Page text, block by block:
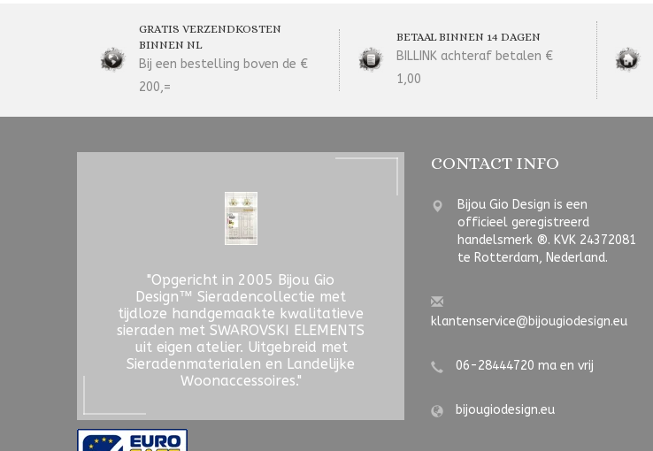
GRATIS VERZENDKOSTEN
BINNEN NL
Bij een bestelling boven de €
200,=
BETAAL BINNEN 14 DAGEN
BILLINK achteraf betalen €
1,00
"Opgericht in 2005 Bijou Gio
Design™ Sieradencollectie met
tijdloze handgemaakte kwalitatieve
sieraden met SWAROVSKI ELEMENTS
uit eigen atelier. Uitgebreid met
Sieradenmaterialen en Landelijke
Woonaccessoires."
CONTACT INFO
Bijou Gio Design is een
officieel geregistreerd
handelsmerk ®. KVK 24372081
te Rotterdam, Nederland.
klantenservice@bijougiodesign.eu
06-28444720 ma en vrij
bijougiodesign.eu